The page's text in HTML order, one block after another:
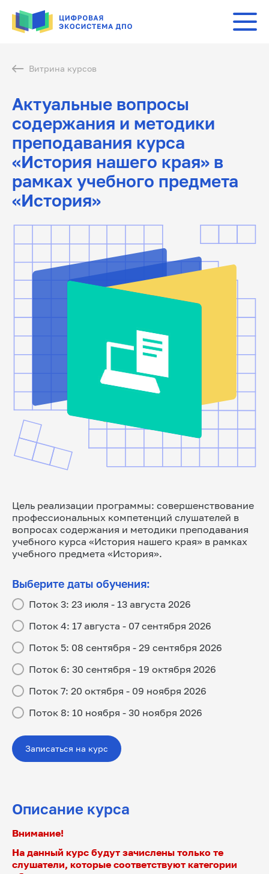
Витрина курсов
Актуальные вопросы
содержания и методики
преподавания курса
«История нашего края» в
рамках учебного предмета
«История»
Цель реализации программы: совершенствование
профессиональных компетенций слушателей в
вопросах содержания и методики преподавания
учебного курса «История нашего края» в рамках
учебного предмета «История».
Выберите даты обучения:
Поток 3: 23 июля - 13 августа 2026
Поток 4: 17 августа - 07 сентября 2026
Поток 5: 08 сентября - 29 сентября 2026
Поток 6: 30 сентября - 19 октября 2026
Поток 7: 20 октября - 09 ноября 2026
Поток 8: 10 ноября - 30 ноября 2026
Записаться на курс
Описание курса
\Huge\checkmark
Внимание!
На данный курс будут зачислены только те
слушатели, которые соответствуют категории